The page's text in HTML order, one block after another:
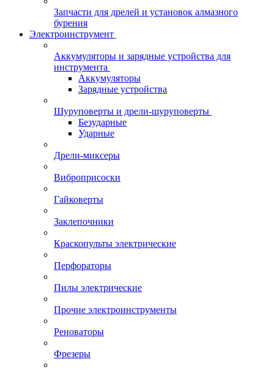
Запчасти для дрелей и установок алмазного
бурения
Электроинструмент
Аккумуляторы и зарядные устройства для
инструмента
Аккумуляторы
Зарядные устройства
Шуруповерты и дрели-шуруповерты
Безударные
Ударные
Дрели-миксеры
Виброприсоски
Гайковерты
Заклепочники
Краскопульты электрические
Перфораторы
Пилы электрические
Прочие электроинструменты
Реноваторы
Фрезеры